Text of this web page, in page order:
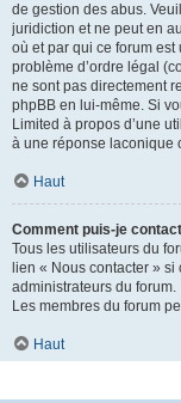
de gestion des abus.
juridiction et ne peut en
où et par qui ce forum
problème d’ordre légal
ne sont pas directement
phpBB en lui-même. Si
Limited à propos d’une
à une réponse laconique
Haut
Comment puis-je
Tous les utilisateurs du
lien « Nous contacter »
administrateurs du forum.
Les membres du forum
Haut